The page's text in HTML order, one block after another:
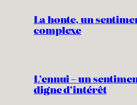
La honte, un
complexe
L’ennui – un
digne d’intérêt